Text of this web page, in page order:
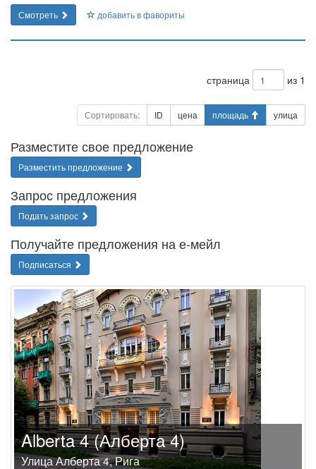
Смотреть добавить в фавориты
страница из 1
Сортировать: ID цена площадь улица
Разместите свое предложение
Разместить предложение
Запрос предложения
Подать запрос
Получайте предложения на е-мейл
Подписаться
Alberta 4 (Алберта 4)
Улица Алберта 4, Рига